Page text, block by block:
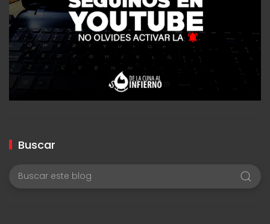
Buscar